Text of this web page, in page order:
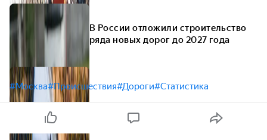
В России отложили строительство
ряда новых дорог до 2027 года
#Москва#Происшествия#Дороги#Статистика